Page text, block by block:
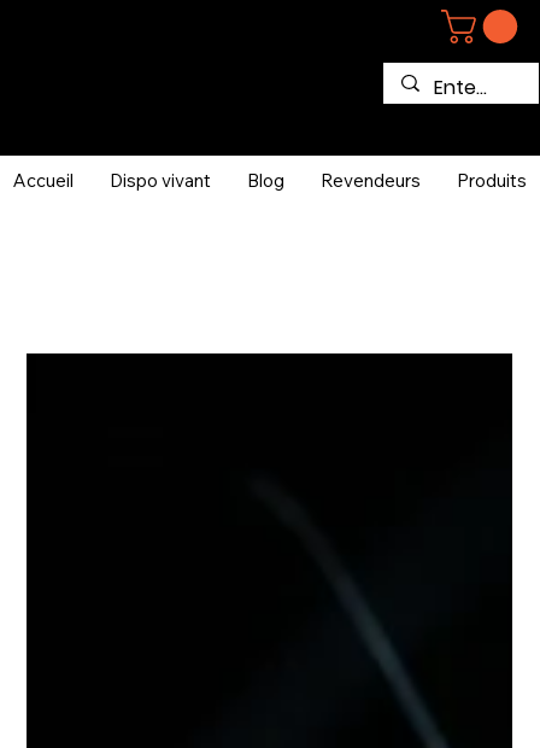
Accueil Dispo vivant Blog Revendeurs Produits